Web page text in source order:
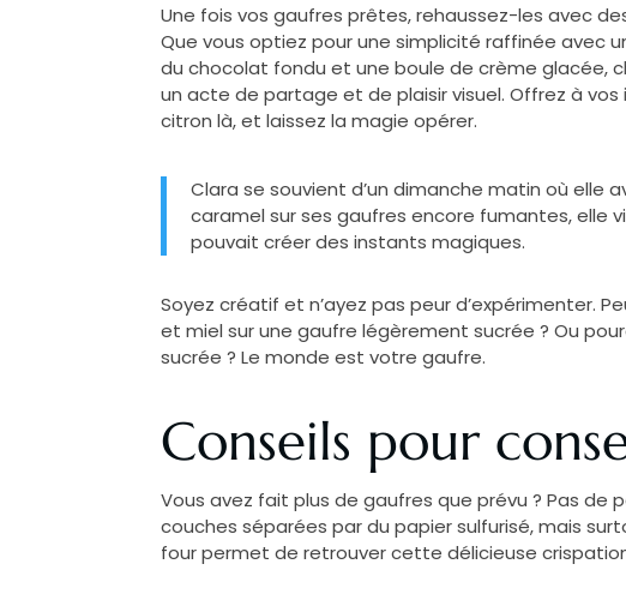
Une fois vos gaufres prêtes, rehaussez-les avec
Que vous optiez pour une simplicité raffinée avec
du chocolat fondu et une boule de crème glacée,
un acte de partage et de plaisir visuel. Offrez à
citron là, et laissez la magie opérer.
Clara se souvient d’un dimanche matin où elle
caramel sur ses gaufres encore fumantes, elle
pouvait créer des instants magiques.
Soyez créatif et n’ayez pas peur d’expérimenter.
et miel sur une gaufre légèrement sucrée ? Ou
sucrée ? Le monde est votre gaufre.
Conseils pour
Vous avez fait plus de gaufres que prévu ? Pas
couches séparées par du papier sulfurisé, mais
four permet de retrouver cette délicieuse